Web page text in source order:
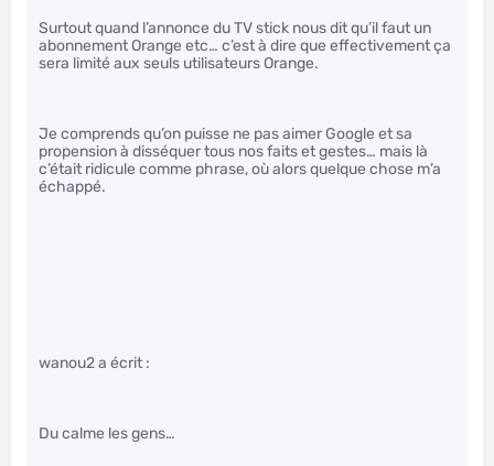
Surtout quand l’annonce du TV stick nous dit qu’il faut un
abonnement Orange etc… c’est à dire que effectivement ça
sera limité aux seuls utilisateurs Orange.
Je comprends qu’on puisse ne pas aimer Google et sa
propension à disséquer tous nos faits et gestes… mais là
c’était ridicule comme phrase, où alors quelque chose m’a
échappé.
wanou2 a écrit :
Du calme les gens…